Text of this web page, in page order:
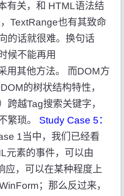
有关，和 HTML语法结
TextRange也有其致命
的话就很难。换句话
候不能再用
用其他方法。 而DOM方
的树状结构特性，
跨越Tag搜索关键字，
繁琐。 Study Case 5：
1当中，我们已经看
元素的事件，可以由
应，可以在某种程度上
；那么反过来，